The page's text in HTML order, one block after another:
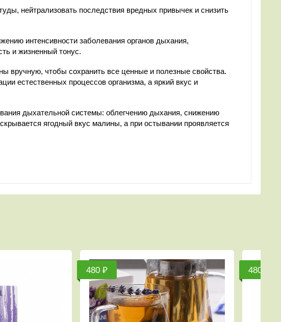
нейтрализовать последствия вредных привычек и снизить
интенсивности заболевания органов дыхания,
и жизненный тонус.
вручную, чтобы сохранить все ценные и полезные свойства.
естественных процессов организма, а яркий вкус и
дыхательной системы: облегчению дыхания, снижению
ягодный вкус малины, а при остывании проявляется
450 ₽